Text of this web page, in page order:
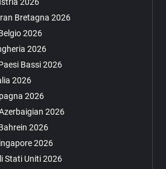
Bretagna 2026
2026
2026
Bassi 2026
2026
2026
2026
2026
2026
Stati Uniti 2026